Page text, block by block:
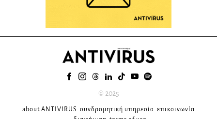
© 2025
about ANTIVIRUS συνδρομητική υπηρεσία επικοινωνία